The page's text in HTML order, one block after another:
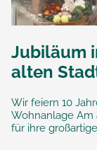
Jubiläum
alten
Wir feiern 10
Wohnanlage Am
für ihre